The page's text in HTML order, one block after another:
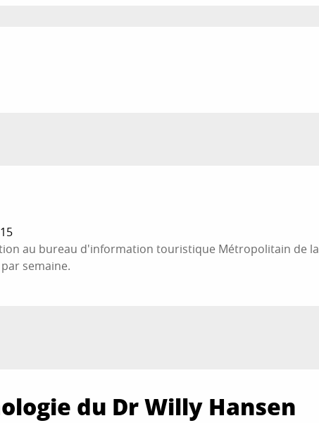
au bureau d'information touristique Métropolitain de la
semaine.
du Dr Willy Hansen